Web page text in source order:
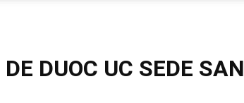
DUOC UC SEDE SAN